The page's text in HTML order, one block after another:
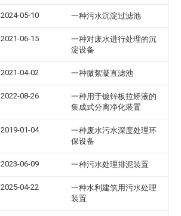
2024-05-10 一种污水沉淀过滤池
2021-06-15
一种对废水进行处理的沉
淀设备
2021-04-02 一种微絮凝直滤池
2022-08-26
一种用于镀锌板拉矫液的
集成式分离净化装置
2019-01-04
一种废水污水深度处理环
保设备
2023-06-09 一种污水处理排泥装置
2025-04-22
一种水利建筑用污水处理
装置